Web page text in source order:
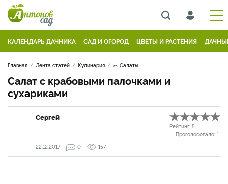
КАЛЕНДАРЬ ДАЧНИКА САД И ОГОРОД ЦВЕТЫ И РАСТЕНИЯ
Главная Лента статей Кулинария 🥗 Салаты
Салат с крабовыми палочками и
сухариками
Сергей
Рейтинг: 5
Проголосовало: 1
22.12.2017
0 157